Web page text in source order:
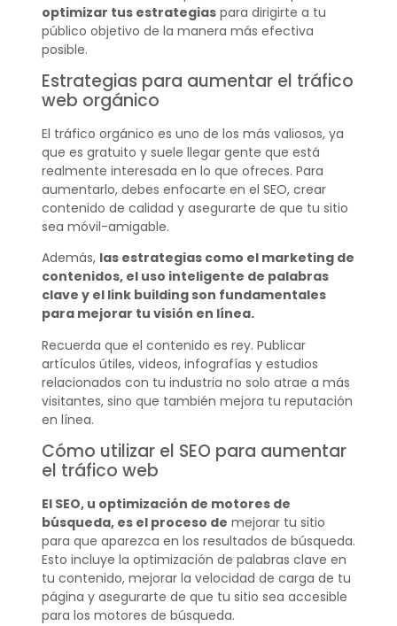
optimizar tus estrategiaspara dirigirte a tu
público objetivo de la manera más efectiva
posible.
Estrategias para aumentar el tráfico
web orgánico
El tráfico orgánico es uno de los más valiosos, ya
que es gratuito y suele llegar gente que está
realmente interesada en lo que ofreces. Para
aumentarlo, debes enfocarte en el SEO, crear
contenido de calidad y asegurarte de que tu sitio
sea móvil-amigable.
Además, las estrategias como el marketing de
contenidos, el uso inteligente de palabras
clave y el link building son fundamentales
para mejorar tu visión en línea.
Recuerda que el contenido es rey. Publicar
artículos útiles, videos, infografías y estudios
relacionados con tu industria no solo atrae a más
visitantes, sino que también mejora tu reputación
en línea.
Cómo utilizar el SEO para aumentar
el tráfico web
El SEO, u optimización de motores de
búsqueda, es el proceso de mejorar tu sitio
para que aparezca en los resultados de búsqueda.
Esto incluye la optimización de palabras clave en
tu contenido, mejorar la velocidad de carga de tu
página y asegurarte de que tu sitio sea accesible
para los motores de búsqueda.